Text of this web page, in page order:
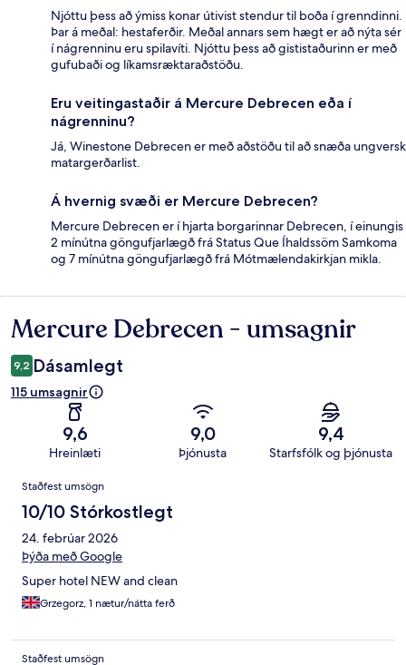
Njóttu þess að ýmiss konar útivist stendur til boða í grenndinni.
Þar á meðal: hestaferðir. Meðal annars sem hægt er að nýta sér
í nágrenninu eru spilavíti. Njóttu þess að gististaðurinn er með
gufubaði og líkamsræktaraðstöðu.
Eru veitingastaðir á Mercure Debrecen eða í
nágrenninu?
Já, Winestone Debrecen er með aðstöðu til að snæða ungversk
matargerðarlist.
Á hvernig svæði er Mercure Debrecen?
Mercure Debrecen er í hjarta borgarinnar Debrecen, í einungis
2 mínútna göngufjarlægð frá Status Que Íhaldssöm Samkoma
og 7 mínútna göngufjarlægð frá Mótmælendakirkjan mikla.
Umsagnir
Mercure Debrecen - umsagnir
9,2 Dásamlegt
115 umsagnir
9,6
Hreinlæti
9,0
Þjónusta
9,4
Starfsfólk og þjónusta
Umsagnir
Staðfest umsögn
10/10 Stórkostlegt
24. febrúar 2026
Þýða með Google
Super hotel NEW and clean
Grzegorz, 1 nætur/nátta ferð
Staðfest umsögn